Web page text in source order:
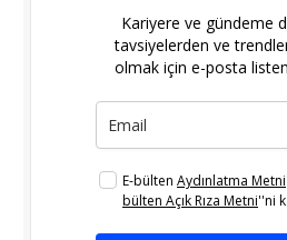
Kariyere ve gündeme
tavsiyelerden ve
olmak için e-posta
E-bülten Aydınlatma Metni
bülten Açık Rıza Metni''ni